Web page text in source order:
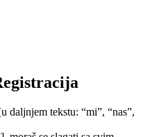
daljnjem tekstu: “mi”, “nas”,